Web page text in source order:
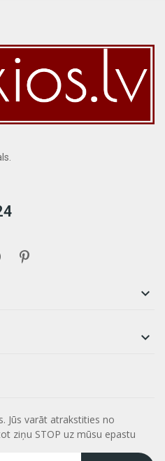


Jūs varāt atrakstities no
ziņu STOP uz mūsu epastu